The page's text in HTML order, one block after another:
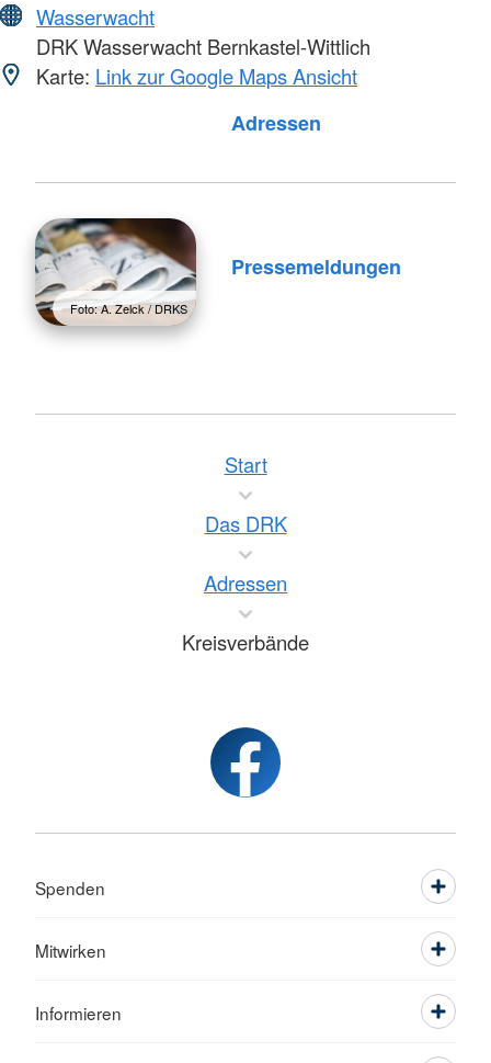
Wasserwacht
DRK Wasserwacht Bernkastel-Wittlich
Karte: Link zur Google Maps Ansicht
Adressen
Foto: A. Zelck / DRKS
Pressemeldungen
Start
Das DRK
Adressen
Kreisverbände
Spenden
Mitwirken
Informieren